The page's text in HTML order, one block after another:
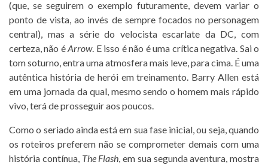
(que, se seguirem o exemplo futuramente, devem variar o
ponto de vista, ao invés de sempre focados no personagem
central), mas a série do velocista escarlate da DC, com
certeza, não éArrow. E isso é não é uma crítica negativa. Sai o
tom soturno, entra uma atmosfera mais leve, para cima. É uma
autêntica história de herói em treinamento. Barry Allen está
em uma jornada da qual, mesmo sendo o homem mais rápido
vivo, terá de prosseguir aos poucos.
Como o seriado ainda está em sua fase inicial, ou seja, quando
os roteiros preferem não se comprometer demais com uma
história contínua, The Flash, em sua segunda aventura, mostra